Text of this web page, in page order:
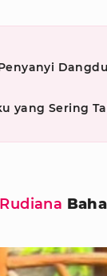
yang Sering